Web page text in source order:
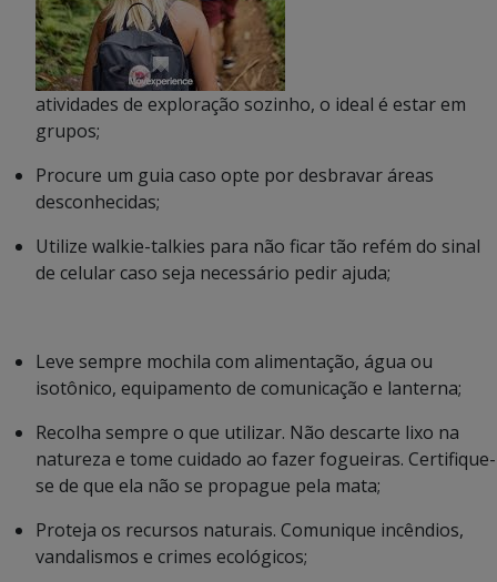
atividades de exploração sozinho, o ideal é estar em
grupos;
Procure um guia caso opte por desbravar áreas
desconhecidas;
Utilize walkie-talkies para não ficar tão refém do sinal
de celular caso seja necessário pedir ajuda;
Leve sempre mochila com alimentação, água ou
isotônico, equipamento de comunicação e lanterna;
Recolha sempre o que utilizar. Não descarte lixo na
natureza e tome cuidado ao fazer fogueiras. Certifique-
se de que ela não se propague pela mata;
Proteja os recursos naturais. Comunique incêndios,
vandalismos e crimes ecológicos;